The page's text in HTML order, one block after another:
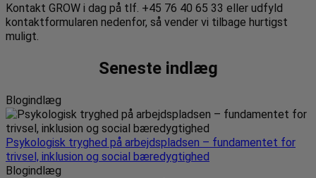
Kontakt GROW i dag på tlf. +45 76 40 65 33 eller udfyld
kontaktformularen nedenfor, så vender vi tilbage hurtigst
muligt.
Seneste indlæg
Blogindlæg
Psykologisk tryghed på arbejdspladsen – fundamentet for
trivsel, inklusion og social bæredygtighed
Blogindlæg